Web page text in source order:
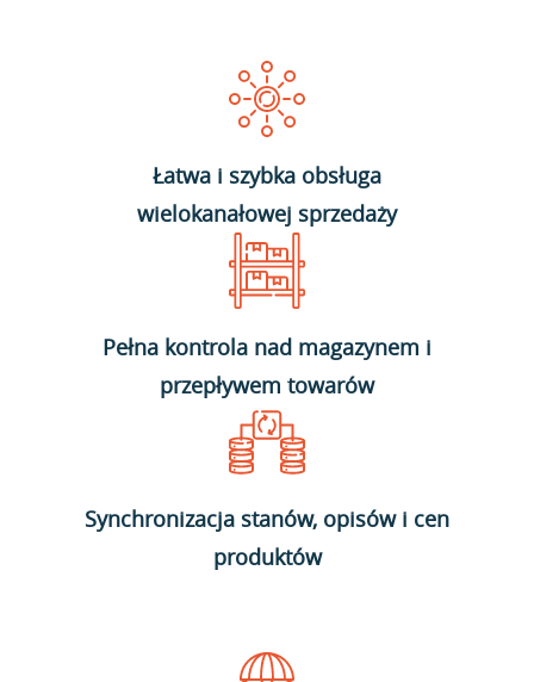
Łatwa i szybka obsługa
wielokanałowej sprzedaży
Pełna kontrola nad magazynem i
przepływem towarów
Synchronizacja stanów, opisów i cen
produktów